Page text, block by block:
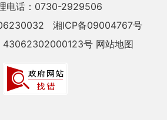
电话：0730-2929506
湘ICP备09004767号
43062302000123号 网站地图